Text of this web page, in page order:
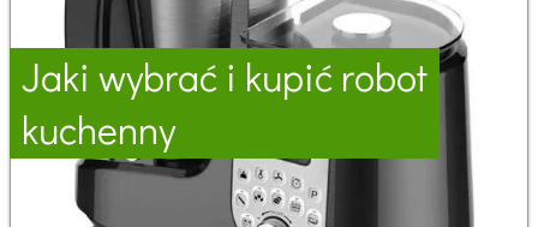
Jaki wybrać i kupić robot
kuchenny